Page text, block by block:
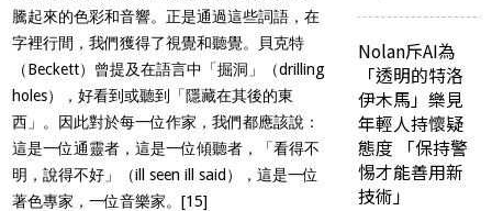
騰起來的色彩和音響。正是通過這些詞語，在
字裡行間，我們獲得了視覺和聽覺。貝克特
（Beckett）曾提及在語言中「掘洞」（drilling
holes），好看到或聽到「隱藏在其後的東
西」。因此對於每一位作家，我們都應該說：
這是一位通靈者，這是一位傾聽者，「看得不
明，說得不好」（ill seen ill said），這是一位
著色專家，一位音樂家。[15]
Nolan斥AI為
「透明的特洛
伊木馬」樂見
年輕人持懷疑
態度 「保持警
惕才能善用新
技術」